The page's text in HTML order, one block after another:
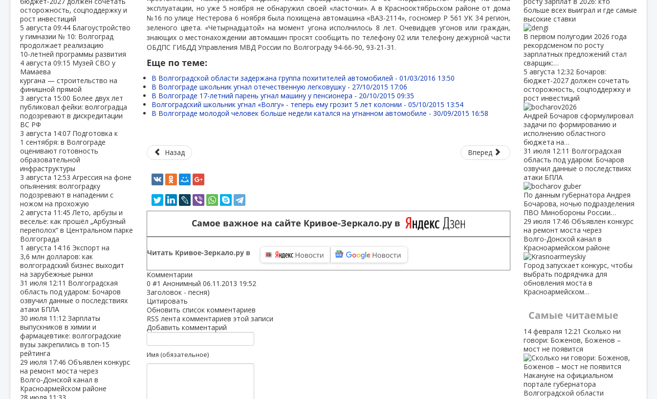
осторожность, соцподдержку и
рост инвестиций
5 августа 09:44 Благоустройство
у гимназии № 10: Волгоград
продолжает реализацию
10‑летней программы развития
4 августа 09:15 Музей СВО у
Мамаева
кургана — строительство на
финишной прямой
3 августа 15:00 Более двух лет
публиковал фейки: волгоградца
подозревают в дискредитации
ВС РФ
3 августа 14:07 Подготовка к
1 сентября: в Волгограде
оценивают готовность
образовательной
инфраструктуры
3 августа 12:53 Агрессия на фоне
опьянения: волгоградку
подозревают в нападении с
ножом на прохожую
2 августа 11:45Лето, арбузы и
веселье: как прошёл „Арбузный
переполох“ в Центральном парке
Волгограда
1 августа 14:16 Экспорт на
3,6 млн долларов: как
волгоградский бизнес выходит
на зарубежные рынки
31 июля 12:11 Волгоградская
область под ударом: Бочаров
озвучил данные о последствиях
атаки БПЛА
30 июля 11:12 Зарплаты
выпускников в химии и
фармацевтике: волгоградские
вузы закрепились в топ‑15
рейтинга
29 июля 17:46 Объявлен конкурс
на ремонт моста через
Волго‑Донской канал в
Красноармейском районе
эксплуатации, но уже 5 ноября не обнаружил своей «ласточки». А в Краснооктябрьском районе от дома
№16 по улице Нестерова 6 ноября была похищена автомашина «ВАЗ-2114», госномер Р 561 УК 34 регион,
зеленого цвета. «Четырнадцатой» на момент угона исполнилось 8 лет. Очевидцев угонов или граждан,
знающих о местонахождении автомашин просят сообщить по телефону 02 или телефону дежурной части
ОБДПС ГИБДД Управления МВД России по Волгограду 94-66-90, 93-21-31.
Еще по теме:
В Волгоградской области задержана группа похитителей автомобилей -01/03/2016 13:50
В Волгограде школьник угнал отечественную легковушку - 27/10/2015 17:06
В Волгограде 17-летний парень угнал машину у пенсионера - 20/10/2015 09:35
Волгоградский школьник угнал «Волгу» - теперь ему грозит 5 лет колонии -05/10/2015 13:54
В Волгограде молодой человек больше недели катался на угнанном автомобиле -30/09/2015 16:58
Назад Вперед
Самое важное на сайте Кривое-Зеркало.ру в
Читать Кривое-Зеркало.ру в
Комментарии
0 #1 Анонимный 06.11.2013 19:52
Заголовок - песня)
Цитировать
Обновить список комментариев
RSS лента комментариев этой записи
Добавить комментарий
Имя (обязательное)
больше всех выиграл и где самые
высокие ставки
В первом полугодии 2026 года
рекордсменом по росту
зарплатных предложений стал
сварщик:…
5 августа 12:32 Бочаров:
бюджет‑2027 должен сочетать
осторожность, соцподдержку и
рост инвестиций
Андрей Бочаров сформулировал
задачи по формированию и
исполнению областного
бюджета на…
31 июля 12:11 Волгоградская
область под ударом: Бочаров
озвучил данные о последствиях
атаки БПЛА
По данным губернатора Андрея
Бочарова, ночью подразделения
ПВО Минобороны России…
29 июля 17:46 Объявлен конкурс
на ремонт моста через
Волго‑Донской канал в
Красноармейском районе
Город запускает конкурс, чтобы
выбрать подрядчика для
обновления моста в
Красноармейском…
Самые читаемые
14 февраля 12:21 Сколько ни
говори: Боженов, Боженов –
мост не появится
Накануне на официальном
портале губернатора
Волгоградской области